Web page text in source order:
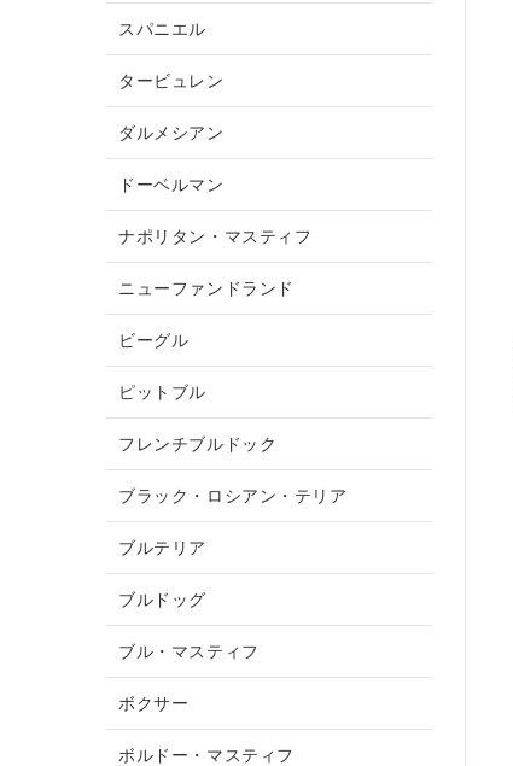
スパニエル
タービュレン
ダルメシアン
ドーベルマン
ナポリタン・マスティフ
ニューファンドランド
ビーグル
ピットブル
フレンチブルドック
ブラック・ロシアン・テリア
ブルテリア
ブルドッグ
ブル・マスティフ
ボクサー
ボルドー・マスティフ